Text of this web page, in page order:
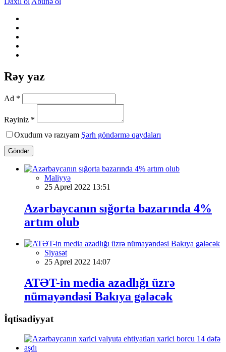
Rəy yaz
Ad *
Rəyiniz *
Oxudum və razıyam Şərh göndərmə qaydaları
Göndər
Maliyyə
25 Aprel 2022 13:51
Azərbaycanın sığorta bazarında 4%
artım olub
Siyasət
25 Aprel 2022 14:07
ATƏT-in media azadlığı üzrə
nümayəndəsi Bakıya gələcək
İqtisadiyyat